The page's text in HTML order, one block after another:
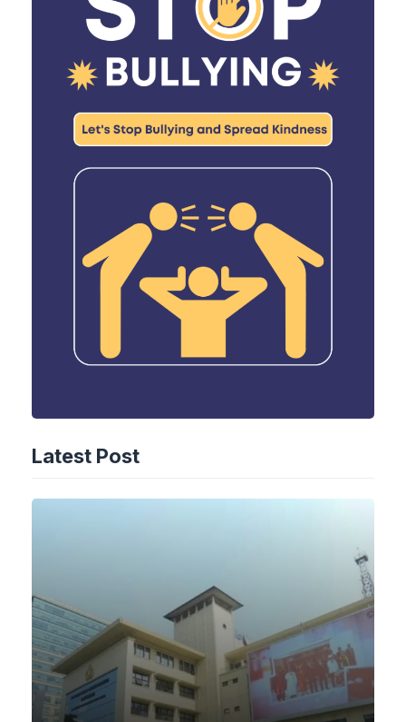
Latest Post